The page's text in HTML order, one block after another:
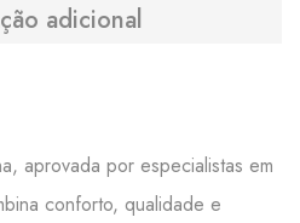
adicional
aprovada por especialistas em
conforto, qualidade e